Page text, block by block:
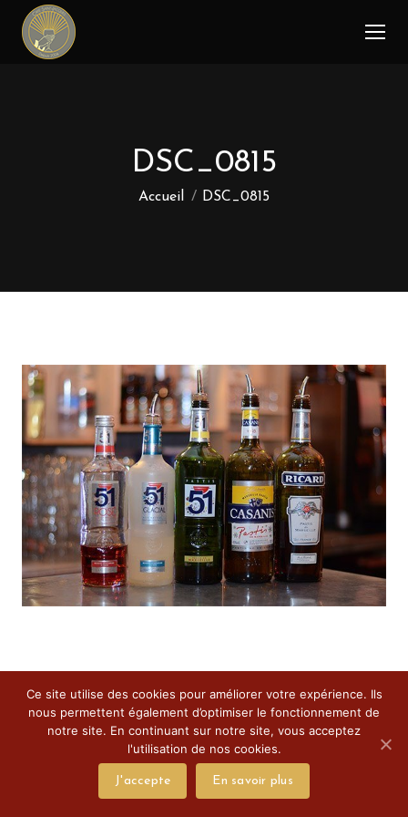
DSC_0815
Vous êtes ici :
Accueil DSC_0815
Ce site utilise des cookies pour améliorer votre expérience. Ils
nous permettent également d’optimiser le fonctionnement de
notre site. En continuant sur notre site, vous acceptez
l'utilisation de nos cookies.
J'accepte En savoir plus